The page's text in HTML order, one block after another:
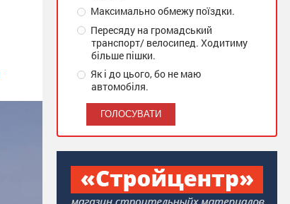
Максимально обмежу поїздки.
Пересяду на громадський
транспорт/ велосипед. Ходитиму
більше пішки.
Як і до цього, бо не маю
автомобіля.